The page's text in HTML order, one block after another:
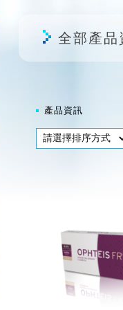
全部產品
產品資訊